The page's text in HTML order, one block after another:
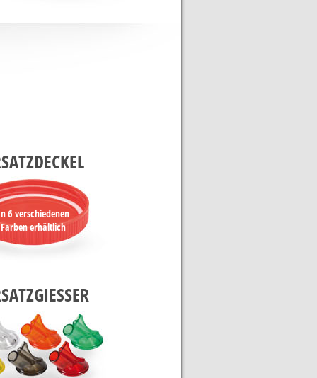
6 verschiedenen
Farben erhältlich